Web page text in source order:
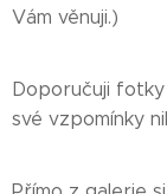
Vám věnuji.)
Doporučuji fotky
své vzpomínky